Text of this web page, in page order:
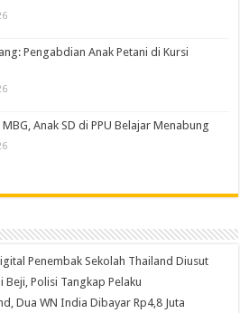
Pengabdian Anak Petani di Kursi
Anak SD di PPU Belajar Menabung
Penembak Sekolah Thailand Diusut
Beji, Polisi Tangkap Pelaku
Dua WN India Dibayar Rp4,8 Juta